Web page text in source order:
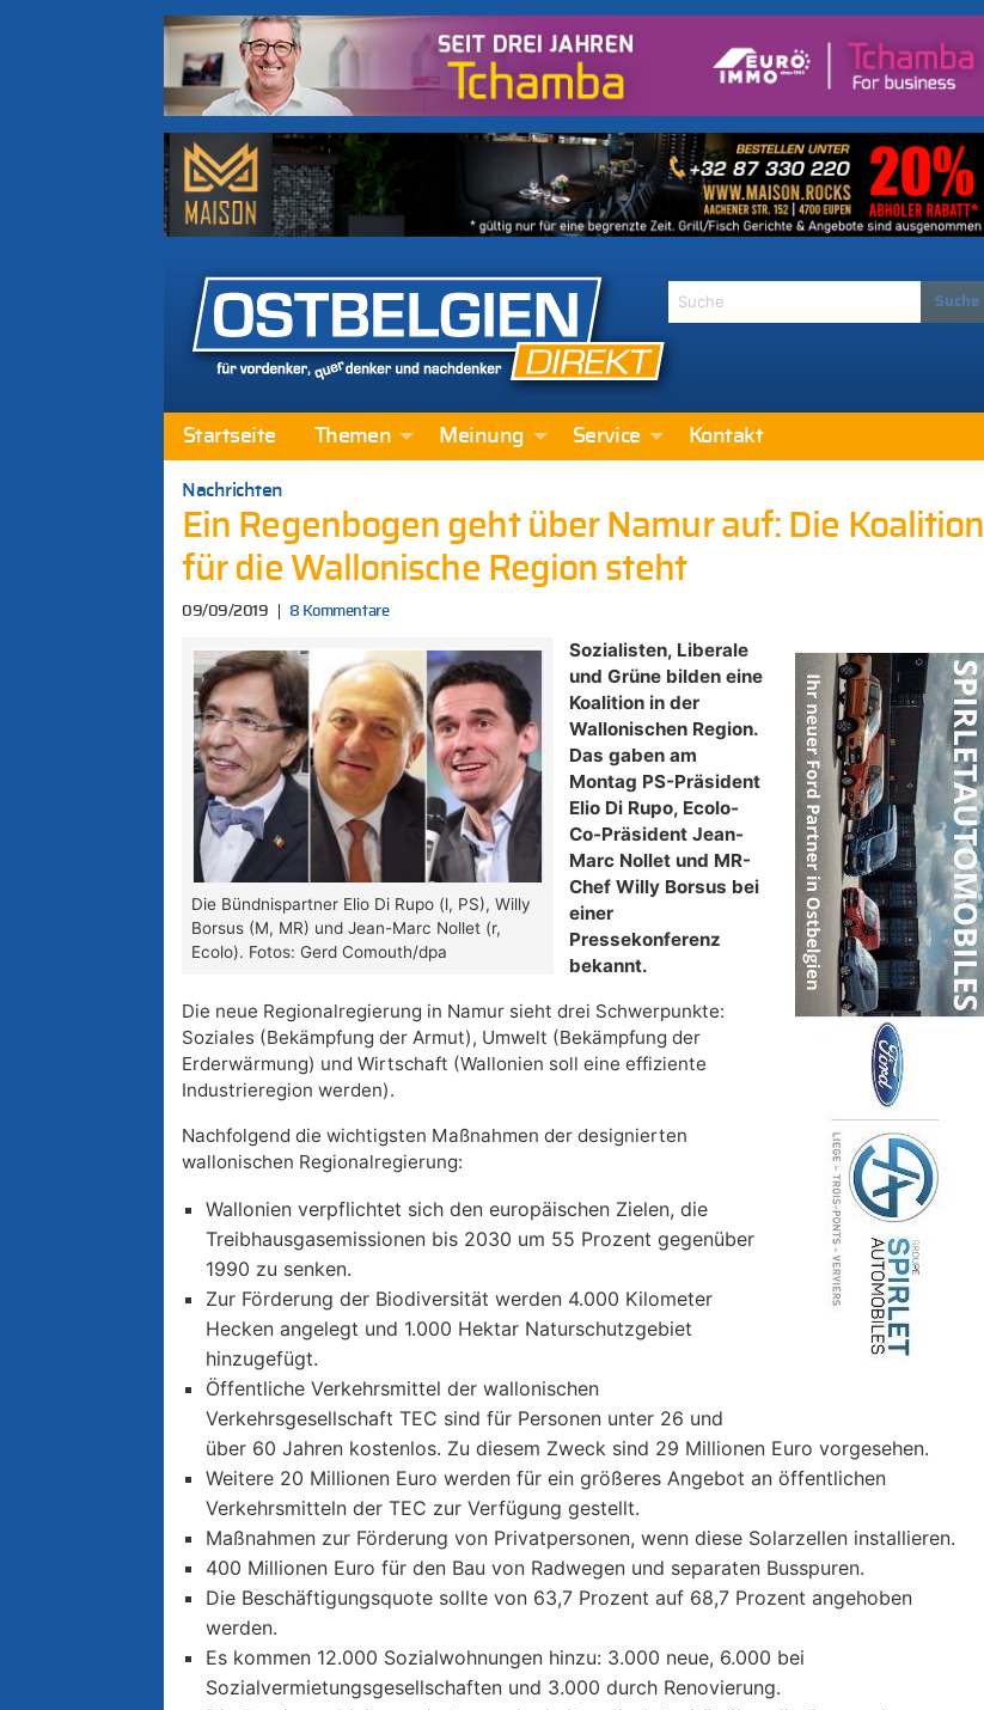
Startseite Themen Meinung Service Kontakt
Nachrichten
Ein Regenbogen geht über Namur auf: Die Koalition
für die Wallonische Region steht
09/09/2019 8 Kommentare
Die Bündnispartner Elio Di Rupo (l, PS), Willy
Borsus (M, MR) und Jean-Marc Nollet (r,
Ecolo). Fotos: Gerd Comouth/dpa
Sozialisten, Liberale
und Grüne bilden eine
Koalition in der
Wallonischen Region.
Das gaben am
Montag PS-Präsident
Elio Di Rupo, Ecolo-
Co-Präsident Jean-
Marc Nollet und MR-
Chef Willy Borsus bei
einer
Pressekonferenz
bekannt.
Die neue Regionalregierung in Namur sieht drei Schwerpunkte:
Soziales (Bekämpfung der Armut), Umwelt (Bekämpfung der
Erderwärmung) und Wirtschaft (Wallonien soll eine effiziente
Industrieregion werden).
Nachfolgend die wichtigsten Maßnahmen der designierten
wallonischen Regionalregierung:
Wallonien verpflichtet sich den europäischen Zielen, die
Treibhausgasemissionen bis 2030 um 55 Prozent gegenüber
1990 zu senken.
Zur Förderung der Biodiversität werden 4.000 Kilometer
Hecken angelegt und 1.000 Hektar Naturschutzgebiet
hinzugefügt.
Öffentliche Verkehrsmittel der wallonischen
Verkehrsgesellschaft TEC sind für Personen unter 26 und
über 60 Jahren kostenlos. Zu diesem Zweck sind 29 Millionen Euro vorgesehen.
Weitere 20 Millionen Euro werden für ein größeres Angebot an öffentlichen
Verkehrsmitteln der TEC zur Verfügung gestellt.
Maßnahmen zur Förderung von Privatpersonen, wenn diese Solarzellen installieren.
400 Millionen Euro für den Bau von Radwegen und separaten Busspuren.
Die Beschäftigungsquote sollte von 63,7 Prozent auf 68,7 Prozent angehoben
werden.
Es kommen 12.000 Sozialwohnungen hinzu: 3.000 neue, 6.000 bei
Sozialvermietungsgesellschaften und 3.000 durch Renovierung.